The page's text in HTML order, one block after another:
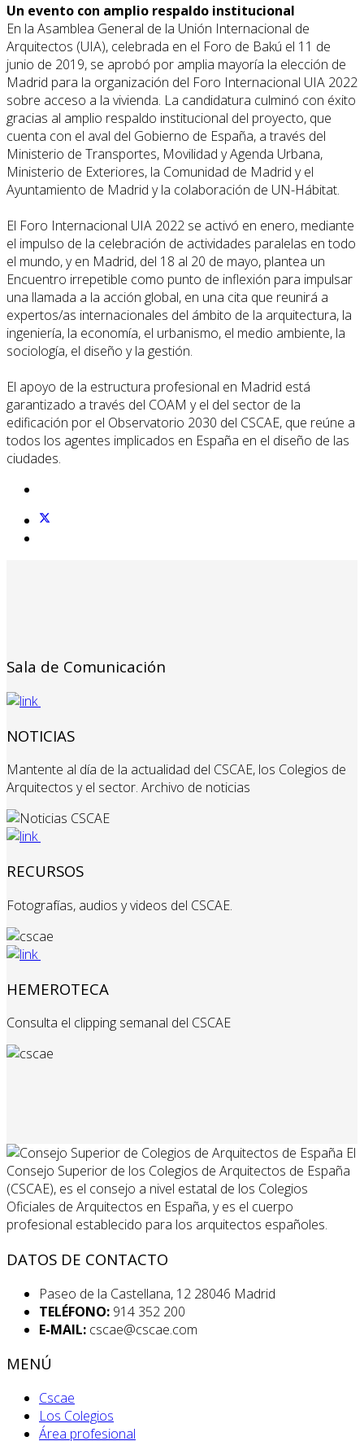
Un evento con amplio respaldo institucional
En la Asamblea General de la Unión Internacional de
Arquitectos (UIA), celebrada en el Foro de Bakú el 11 de
junio de 2019, se aprobó por amplia mayoría la elección de
Madrid para la organización del Foro Internacional UIA 2022
sobre acceso a la vivienda. La candidatura culminó con éxito
gracias al amplio respaldo institucional del proyecto, que
cuenta con el aval del Gobierno de España, a través del
Ministerio de Transportes, Movilidad y Agenda Urbana,
Ministerio de Exteriores, la Comunidad de Madrid y el
Ayuntamiento de Madrid y la colaboración de UN-Hábitat.
El Foro Internacional UIA 2022 se activó en enero, mediante
el impulso de la celebración de actividades paralelas en todo
el mundo, y en Madrid, del 18 al 20 de mayo, plantea un
Encuentro irrepetible como punto de inflexión para impulsar
una llamada a la acción global, en una cita que reunirá a
expertos/as internacionales del ámbito de la arquitectura, la
ingeniería, la economía, el urbanismo, el medio ambiente, la
sociología, el diseño y la gestión.
El apoyo de la estructura profesional en Madrid está
garantizado a través del COAM y el del sector de la
edificación por el Observatorio 2030 del CSCAE, que reúne a
todos los agentes implicados en España en el diseño de las
ciudades.
Sala de Comunicación
NOTICIAS
Mantente al día de la actualidad del CSCAE, los Colegios de
Arquitectos y el sector. Archivo de noticias
RECURSOS
Fotografías, audios y videos del CSCAE.
HEMEROTECA
Consulta el clipping semanal del CSCAE
El
Consejo Superior de los Colegios de Arquitectos de España
(CSCAE), es el consejo a nivel estatal de los Colegios
Oficiales de Arquitectos en España, y es el cuerpo
profesional establecido para los arquitectos españoles.
DATOS DE CONTACTO
Paseo de la Castellana, 12 28046 Madrid
TELÉFONO: 914 352 200
E-MAIL: cscae@cscae.com
MENÚ
Cscae
Los Colegios
Área profesional